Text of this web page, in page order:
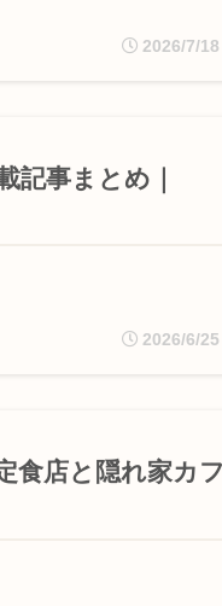
2026/7/18
記事まとめ｜
2026/6/25
食店と隠れ家カフ